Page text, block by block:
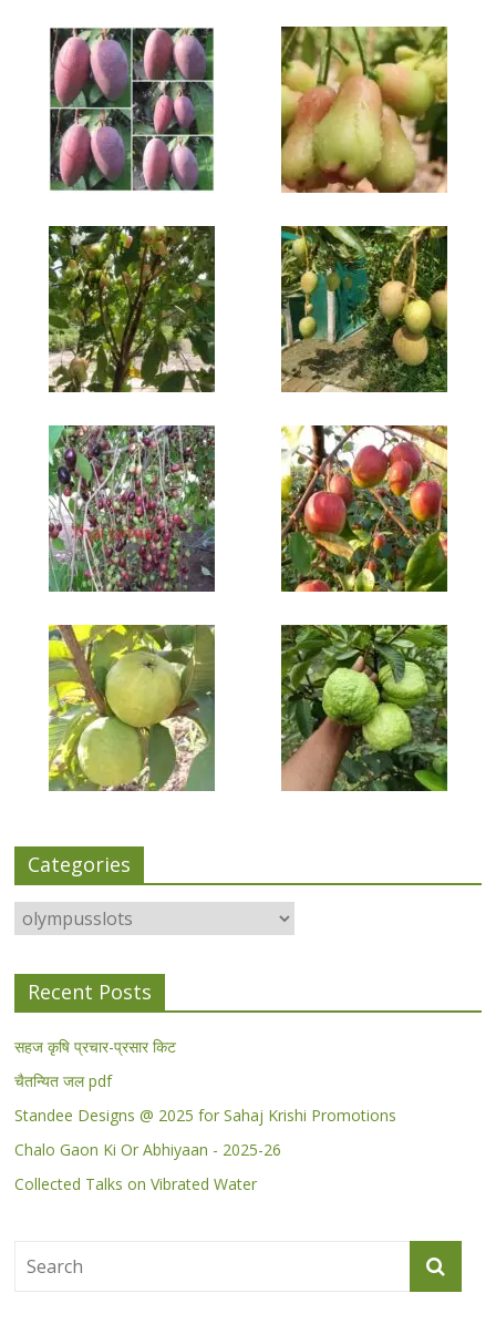
Categories
Categories
Recent Posts
सहज कृषि प्रचार-प्रसार किट
चैतन्यित जल pdf
Standee Designs @ 2025 for Sahaj Krishi Promotions
Chalo Gaon Ki Or Abhiyaan - 2025-26
Collected Talks on Vibrated Water